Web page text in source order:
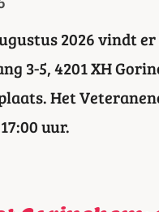
2026 vindt
3-5, 4201 XH
Het
uur.